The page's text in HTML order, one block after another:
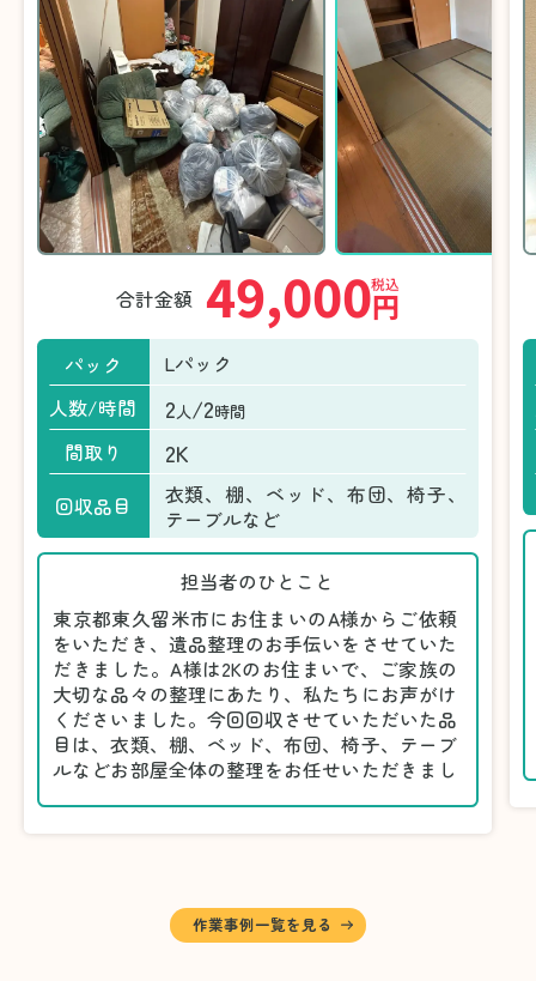
合計金額 49,000円
税込
パック
Lパック
人数/時間
2人/2時間
間取り 2K
回収品目
衣類、棚、ベッド、布団、椅子、
テーブルなど
担当者のひとこと
東京都東久留米市にお住まいのA様からご依頼
をいただき、遺品整理のお手伝いをさせていた
だきました。A様は2Kのお住まいで、ご家族の
大切な品々の整理にあたり、私たちにお声がけ
くださいました。今回回収させていただいた品
目は、衣類、棚、ベッド、布団、椅子、テーブ
ルなどお部屋全体の整理をお任せいただきまし
に仕分けしました。
A様から「手際よく進めてくれて助かりまし
作業事例一覧を見る